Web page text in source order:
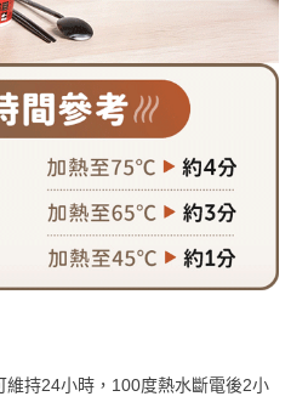
持24小時，100度熱水斷電後2小